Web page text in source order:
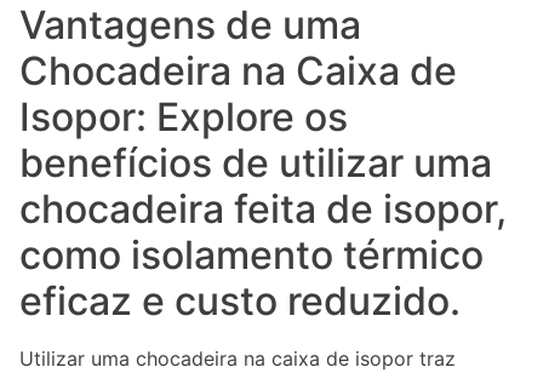
Vantagens de uma
Chocadeira na Caixa de
Isopor: Explore os
benefícios de utilizar uma
chocadeira feita de isopor,
como isolamento térmico
eficaz e custo reduzido.
Utilizar uma chocadeira na caixa de isopor traz